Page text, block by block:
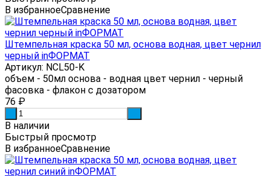
В избранноеСравнение
Штемпельная краска 50 мл, основа водная, цвет чернил
черный inФОРМАТ
Артикул: NCL50-K
объем - 50мл основа - водная цвет чернил - черный
фасовка - флакон с дозатором
76 ₽
В наличии
Быстрый просмотр
В избранноеСравнение